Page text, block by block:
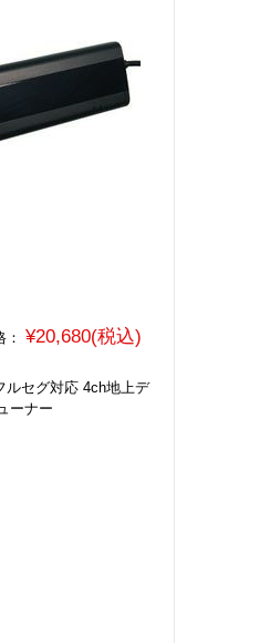
¥20,680(税込)
ルセグ対応 4ch地上デ
ーナー